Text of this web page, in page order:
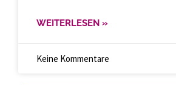
WEITERLESEN »
Keine Kommentare